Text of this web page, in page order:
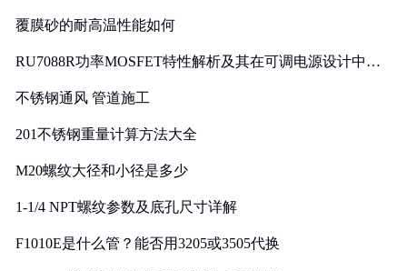
覆膜砂的耐高温性能如何
RU7088R功率MOSFET特性解析及其在可调电源设计中的
不锈钢通风 管道施工
201不锈钢重量计算方法大全
M20螺纹大径和小径是多少
1-1/4 NPT螺纹参数及底孔尺寸详解
F1010E是什么管？能否用3205或3505代换